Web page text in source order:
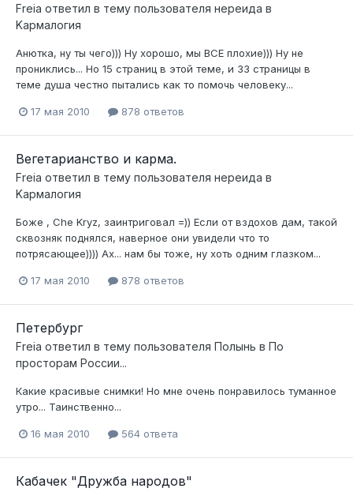
Freia ответил в тему пользователя нереида в
Kармалогия
Анютка, ну ты чего))) Ну хорошо, мы ВСЕ плохие))) Ну не
прониклись... Но 15 страниц в этой теме, и 33 страницы в
теме душа честно пытались как то помочь человеку...
17 мая 2010 878 ответов
Вегетарианство и карма.
Freia ответил в тему пользователя нереида в
Kармалогия
Боже , Che Kryz, заинтриговал =)) Если от вздохов дам, такой
сквозняк поднялся, наверное они увидели что то
потрясающее)))) Ах... нам бы тоже, ну хоть одним глазком...
17 мая 2010 878 ответов
Петербург
Freia ответил в тему пользователя Полынь в По
просторам России...
Какие красивые снимки! Но мне очень понравилось туманное
утро... Таинственно...
16 мая 2010 564 ответа
Кабачек "Дружба народов"